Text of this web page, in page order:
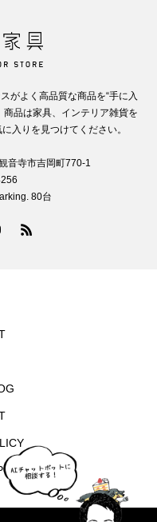
がよく高品質な商品を“手に入
品は家具、インテリア雑貨を
入りを見つけてください。
音寺市吉岡町770-1
80台